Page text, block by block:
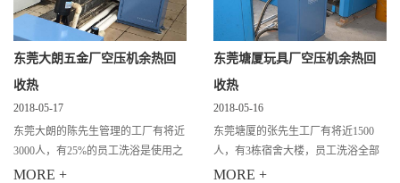
东莞大朗五金厂空压机余热回
收热
2018-05-17
东莞大朗的陈先生管理的工厂有将近
3000人，有25%的员工洗浴是使用之
前我们改造的空压机热水，其他的是
MORE +
东莞塘厦玩具厂空压机余热回
收热
2018-05-16
东莞塘厦的张先生工厂有将近1500
人，有3栋宿舍大楼，员工洗浴全部
是用电的，他家员工的电加热水一年
MORE +